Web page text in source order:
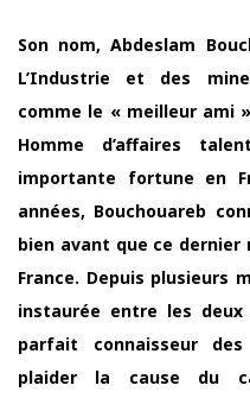
Son nom, Abdeslam
L’Industrie et des
comme le « meilleur ami
Homme d’affaires
importante fortune en
années, Bouchouareb
bien avant que ce dernier
France. Depuis plusieurs
instaurée entre les deux
parfait connaisseur
plaider la cause du